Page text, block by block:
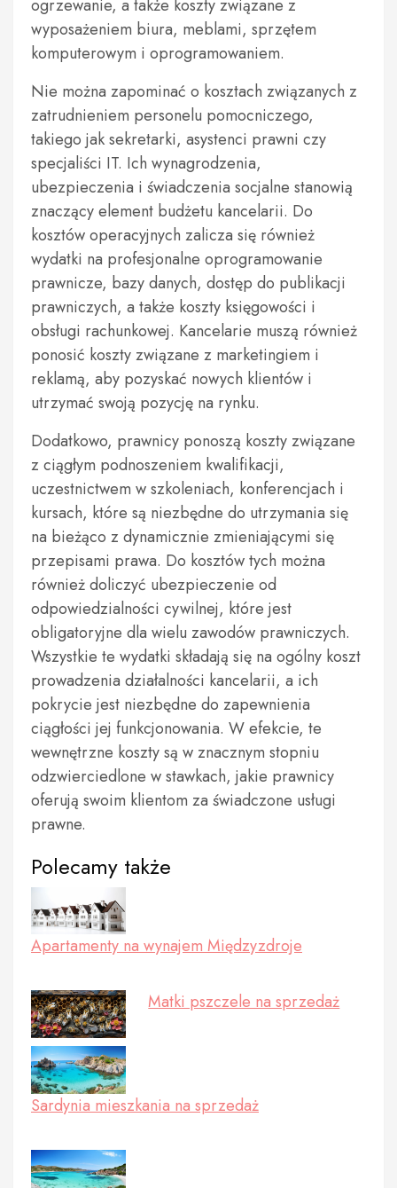
ogrzewanie, a także koszty związane z
wyposażeniem biura, meblami, sprzętem
komputerowym i oprogramowaniem.
Nie można zapominać o kosztach związanych z
zatrudnieniem personelu pomocniczego,
takiego jak sekretarki, asystenci prawni czy
specjaliści IT. Ich wynagrodzenia,
ubezpieczenia i świadczenia socjalne stanowią
znaczący element budżetu kancelarii. Do
kosztów operacyjnych zalicza się również
wydatki na profesjonalne oprogramowanie
prawnicze, bazy danych, dostęp do publikacji
prawniczych, a także koszty księgowości i
obsługi rachunkowej. Kancelarie muszą również
ponosić koszty związane z marketingiem i
reklamą, aby pozyskać nowych klientów i
utrzymać swoją pozycję na rynku.
Dodatkowo, prawnicy ponoszą koszty związane
z ciągłym podnoszeniem kwalifikacji,
uczestnictwem w szkoleniach, konferencjach i
kursach, które są niezbędne do utrzymania się
na bieżąco z dynamicznie zmieniającymi się
przepisami prawa. Do kosztów tych można
również doliczyć ubezpieczenie od
odpowiedzialności cywilnej, które jest
obligatoryjne dla wielu zawodów prawniczych.
Wszystkie te wydatki składają się na ogólny koszt
prowadzenia działalności kancelarii, a ich
pokrycie jest niezbędne do zapewnienia
ciągłości jej funkcjonowania. W efekcie, te
wewnętrzne koszty są w znacznym stopniu
odzwierciedlone w stawkach, jakie prawnicy
oferują swoim klientom za świadczone usługi
prawne.
Polecamy także
Apartamenty na wynajem Międzyzdroje
Matki pszczele na sprzedaż
Sardynia mieszkania na sprzedaż